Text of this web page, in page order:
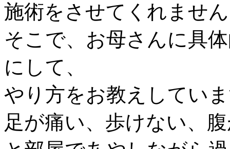
施術をさせてくれませ
そこで、お母さんに具
にして、
やり方をお教えしてい
足が痛い、歩けない、